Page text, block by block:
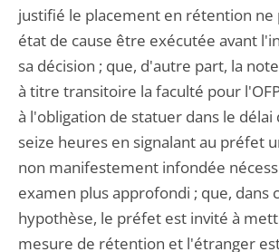
justifié le placement en rétention ne
état de cause être exécutée avant
sa décision ; que, d'autre part, la
à titre transitoire la faculté pour
à l'obligation de statuer dans le
seize heures en signalant au préfet
non manifestement infondée
examen plus approfondi ; que, dans
hypothèse, le préfet est invité à
mesure de rétention et l'étranger